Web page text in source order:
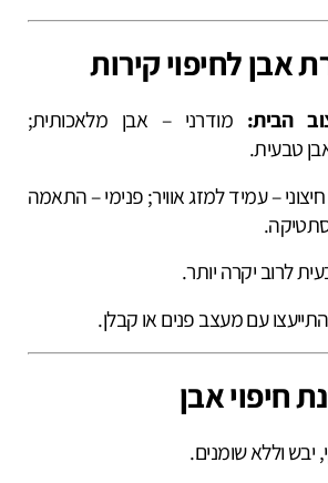
אבן לחיפוי קירות
הבית: מודרני – אבן מלאכותית;
טבעית.
חיצוני – עמיד למזג אוויר; פנימי – התאמה
לרוב יקרה יותר.
התייעצו עם מעצב פנים או קבלן.
חיפוי אבן
יבש וללא שומנים.